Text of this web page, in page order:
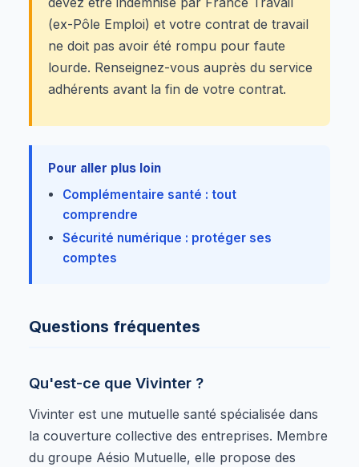
(ex-Pôle Emploi) et votre contrat de travail
ne doit pas avoir été rompu pour faute
lourde. Renseignez-vous auprès du service
adhérents avant la fin de votre contrat.
Pour aller plus loin
Complémentaire santé : tout
comprendre
Sécurité numérique : protéger ses
comptes
Questions fréquentes
Qu'est-ce que Vivinter ?
Vivinter est une mutuelle santé spécialisée dans
la couverture collective des entreprises. Membre
du groupe Aésio Mutuelle, elle propose des